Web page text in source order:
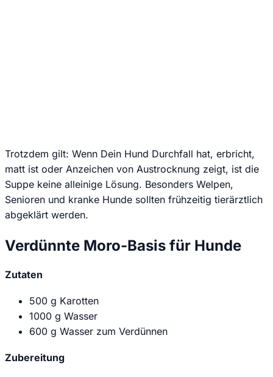
Trotzdem gilt: Wenn Dein Hund Durchfall hat, erbricht,
matt ist oder Anzeichen von Austrocknung zeigt, ist die
Suppe keine alleinige Lösung. Besonders Welpen,
Senioren und kranke Hunde sollten frühzeitig tierärztlich
abgeklärt werden.
Verdünnte Moro-Basis für Hunde
Zutaten
500 g Karotten
1000 g Wasser
600 g Wasser zum Verdünnen
Zubereitung